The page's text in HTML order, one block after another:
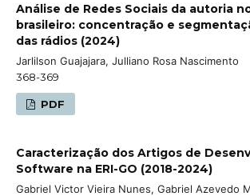
Análise de Redes Sociais da autoria
brasileiro: concentração e
das rádios (2024)
Jarlilson Guajajara, Julliano Rosa Nascimento
368-369
PDF
Caracterização dos Artigos de
Software na ERI-GO (2018-2024)
Gabriel Victor Vieira Nunes, Gabriel Azevedo